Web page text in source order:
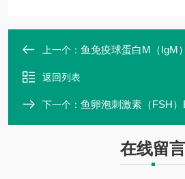
上一个： 鱼免疫球蛋白M（IgM
返回列表
下一个： 鱼卵泡刺激素（FSH
在线留言